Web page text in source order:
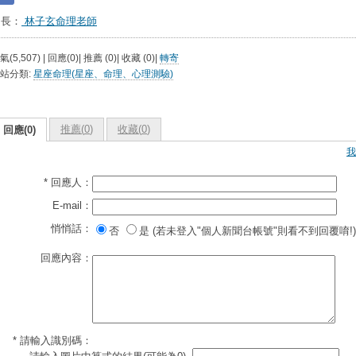
： 林子玄命理老師
(5,507) | 回應(0)| 推薦 (0)| 收藏 (0)| 轉寄
分類: 星座命理(星座、命理、心理測驗)
回應(0) 推薦(0) 收藏(0)
* 回應人：
E-mail：
悄悄話：
否 是 (若未登入"個人新聞台帳號"則看不到回覆唷!)
回應內容：
* 請輸入識別碼：